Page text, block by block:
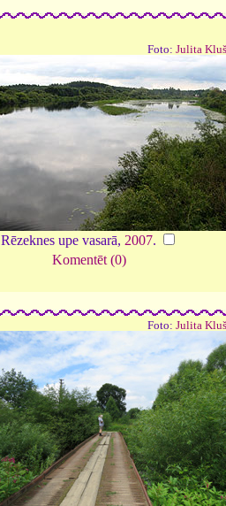
Foto: Julita
Rēzeknes upe vasarā, 2007.
Komentēt (0)
Foto: Julita